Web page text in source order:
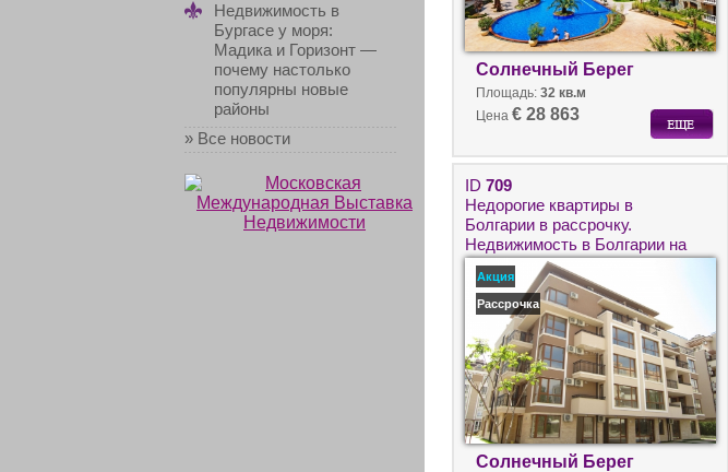
Недвижимость в
Бургасе у моря:
Мадика и Горизонт —
почему настолько
популярны новые
районы
» Все новости
Солнечный Берег
Площадь: 32 кв.м
Цена € 28 863
ID 709
Недорогие квартиры в
Болгарии в рассрочку.
Недвижимость в Болгарии на
море на Солнечном Берегу.
Акция
Рассрочка
Солнечный Берег